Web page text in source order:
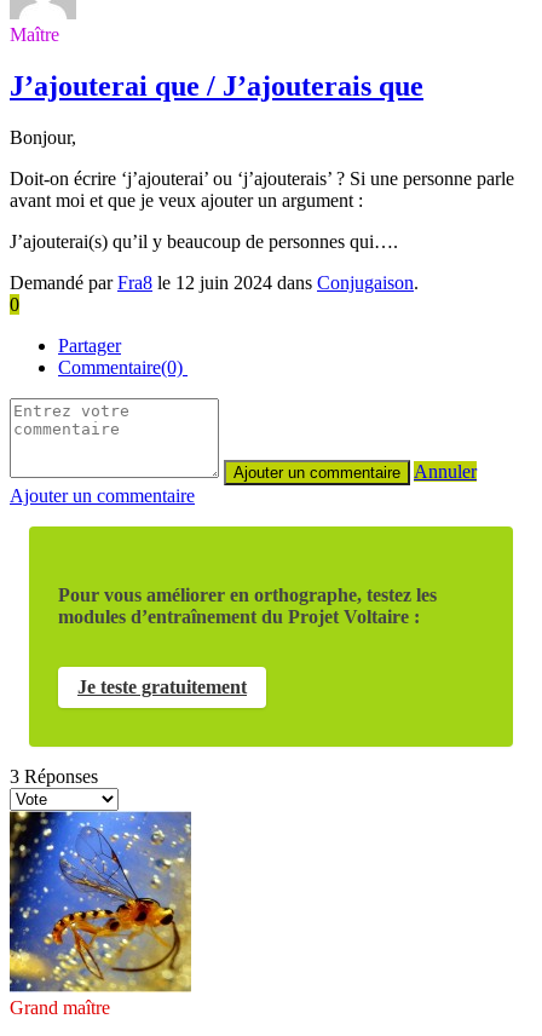
Maître
J’ajouterai que / J’ajouterais que
Bonjour,
Doit-on écrire ‘j’ajouterai’ ou ‘j’ajouterais’ ? Si une personne parle
avant moi et que je veux ajouter un argument :
J’ajouterai(s) qu’il y beaucoup de personnes qui….
Demandé parFra8 le 12 juin 2024 dans Conjugaison.
0
Partager
Commentaire(0)
Annuler
Ajouter un commentaire
Pour vous améliorer en orthographe, testez les
modules d’entraînement du Projet Voltaire :
Je teste gratuitement
3 Réponses
Grand maître